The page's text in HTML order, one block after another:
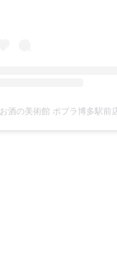
お酒の美術館 ポプラ博多駅